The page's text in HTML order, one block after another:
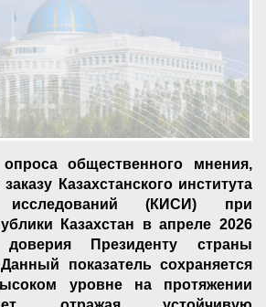
общественного мнения,
Казахстанского института
исследований (КИСИ) при
Казахстан в апреле 2026
Президенту страны
показатель сохраняется
уровне на протяжении